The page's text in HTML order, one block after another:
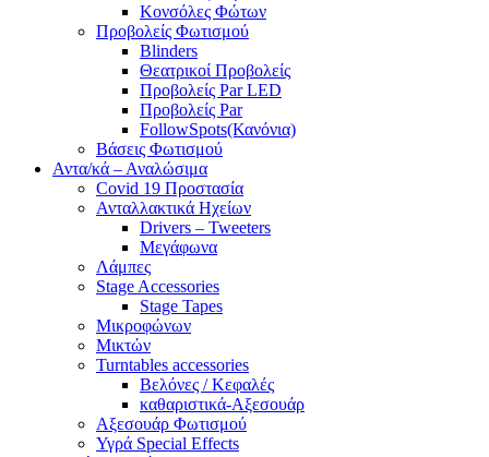
Κονσόλες Φώτων
Προβολείς Φωτισμού
Blinders
Θεατρικοί Προβολείς
Προβολείς Par LED
Προβολείς Par
FollowSpots(Κανόνια)
Βάσεις Φωτισμού
Αντα/κά – Αναλώσιμα
Covid 19 Προστασία
Ανταλλακτικά Ηχείων
Drivers – Tweeters
Μεγάφωνα
Λάμπες
Stage Accessories
Stage Tapes
Μικροφώνων
Μικτών
Turntables accessories
Βελόνες / Κεφαλές
καθαριστικά-Αξεσουάρ
Αξεσουάρ Φωτισμού
Υγρά Special Effects